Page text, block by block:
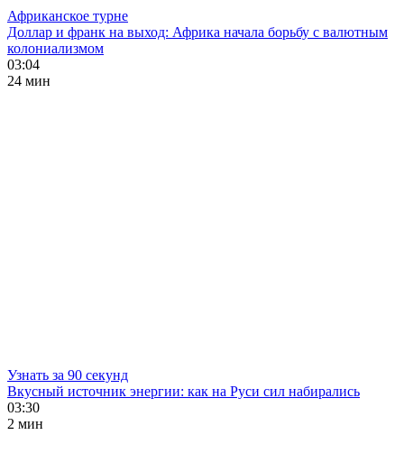
Африканское турне
Доллар и франк на выход: Африка начала борьбу с валютным
колониализмом
03:04
24 мин
Узнать за 90 секунд
Вкусный источник энергии: как на Руси сил набирались
03:30
2 мин